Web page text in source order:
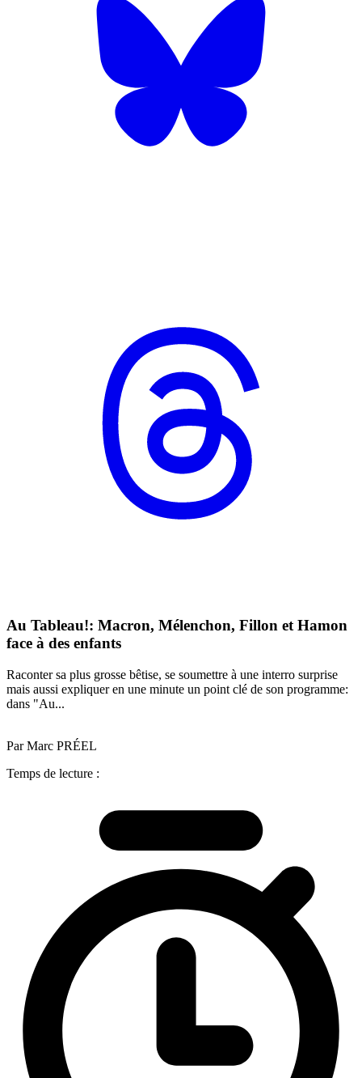
Au Tableau!: Macron, Mélenchon, Fillon et Hamon
face à des enfants
Raconter sa plus grosse bêtise, se soumettre à une interro surprise
mais aussi expliquer en une minute un point clé de son programme:
dans "Au...
Par Marc PRÉEL
Temps de lecture :